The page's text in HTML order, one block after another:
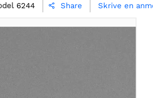
6244  Share Skrive en